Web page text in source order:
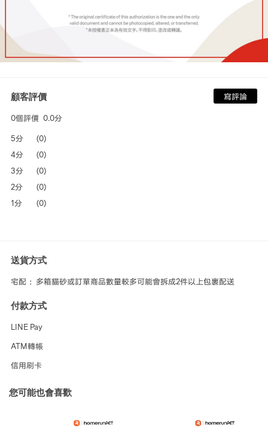
顧客評價
0個評價 0.0分
寫評論
5分
(0)
4分
(0)
3分
(0)
2分
(0)
1分
(0)
送貨方式
宅配 ：多箱貓砂或訂單商品數量較多可能會拆成2件以上包裹配送
付款方式
LINE Pay
ATM轉帳
信用刷卡
您可能也會喜歡